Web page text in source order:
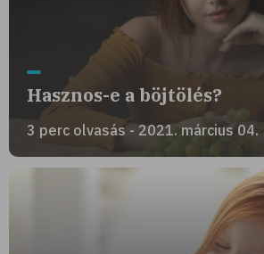
Hasznos-e a böjtölés?
3 perc olvasás - 2021. március 04.